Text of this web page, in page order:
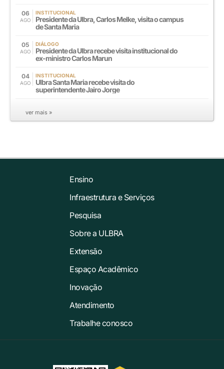
06
AGO
INSTITUCIONAL
Presidente da Ulbra, Carlos Melke, visita o campus
de Santa Maria
05
AGO
DIÁLOGO
Presidente da Ulbra recebe visita institucional do
ex-ministro Carlos Marun
04
AGO
INSTITUCIONAL
Ulbra Santa Maria recebe visita do
superintendente Jairo Jorge
ver mais »
Ensino
Infraestrutura e Serviços
Pesquisa
Sobre a ULBRA
Extensão
Espaço Acadêmico
Inovação
Atendimento
Trabalhe conosco